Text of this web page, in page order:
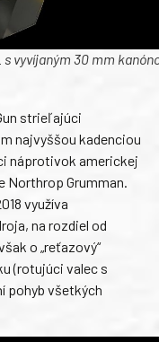
vyvíjaným 30 mm
strieľajúci
najvyššou kadenciou
náprotivok americkej
Grumman.
využíva
na rozdiel od
o „reťazový“
(rotujúci valec s
pohyb všetkých